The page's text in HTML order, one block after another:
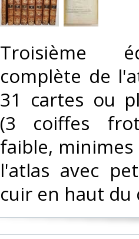
‎Troisième
complète de
31 cartes ou
(3 coiffes
faible,
l'atlas avec
cuir en haut du